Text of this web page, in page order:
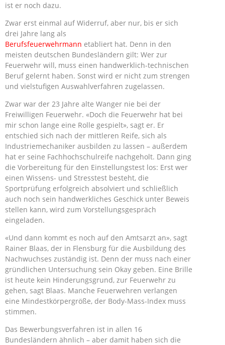
ist er noch dazu.
Zwar erst einmal auf Widerruf, aber nur, bis er sich
drei Jahre lang als
Berufsfeuerwehrmann etabliert hat. Denn in den
meisten deutschen Bundesländern gilt: Wer zur
Feuerwehr will, muss einen handwerklich-technischen
Beruf gelernt haben. Sonst wird er nicht zum strengen
und vielstufigen Auswahlverfahren zugelassen.
Zwar war der 23 Jahre alte Wanger nie bei der
Freiwilligen Feuerwehr. «Doch die Feuerwehr hat bei
mir schon lange eine Rolle gespielt», sagt er. Er
entschied sich nach der mittleren Reife, sich als
Industriemechaniker ausbilden zu lassen – außerdem
hat er seine Fachhochschulreife nachgeholt. Dann ging
die Vorbereitung für den Einstellungstest los: Erst wer
einen Wissens- und Stresstest besteht, die
Sportprüfung erfolgreich absolviert und schließlich
auch noch sein handwerkliches Geschick unter Beweis
stellen kann, wird zum Vorstellungsgespräch
eingeladen.
«Und dann kommt es noch auf den Amtsarzt an», sagt
Rainer Blaas, der in Flensburg für die Ausbildung des
Nachwuchses zuständig ist. Denn der muss nach einer
gründlichen Untersuchung sein Okay geben. Eine Brille
ist heute kein Hinderungsgrund, zur Feuerwehr zu
gehen, sagt Blaas. Manche Feuerwehren verlangen
eine Mindestkörpergröße, der Body-Mass-Index muss
stimmen.
Das Bewerbungsverfahren ist in allen 16
Bundesländern ähnlich – aber damit haben sich die